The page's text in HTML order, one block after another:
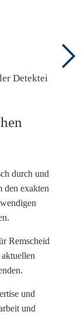
Detektei
durch und
den exakten
Remscheid
und
und